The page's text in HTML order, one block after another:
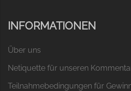
INFORMATIONEN
Über uns
Netiquette für unseren
Teilnahmebedingungen für